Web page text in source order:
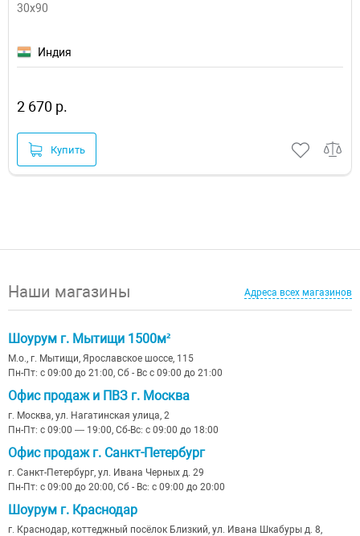
30x90
Индия
2 670 р.
Купить
Наши магазины Адреса всех магазинов
Шоурум г. Мытищи 1500м²
М.о., г. Мытищи, Ярославское шоссе, 115
Пн-Пт: с 09:00 до 21:00, Сб - Вс с 09:00 до 21:00
Офис продаж и ПВЗ г. Москва
г. Москва, ул. Нагатинская улица, 2
Пн-Пт: с 09:00 — 19:00, Сб-Вс: с 09:00 до 18:00
Офис продаж г. Санкт-Петербург
г. Санкт-Петербург, ул. Ивана Черных д. 29
Пн-Пт: с 09:00 до 20:00, Сб - Вс: с 09:00 до 20:00
Шоурум г. Краснодар
г. Краснодар, коттеджный посёлок Близкий, ул. Ивана Шкабуры д. 8,